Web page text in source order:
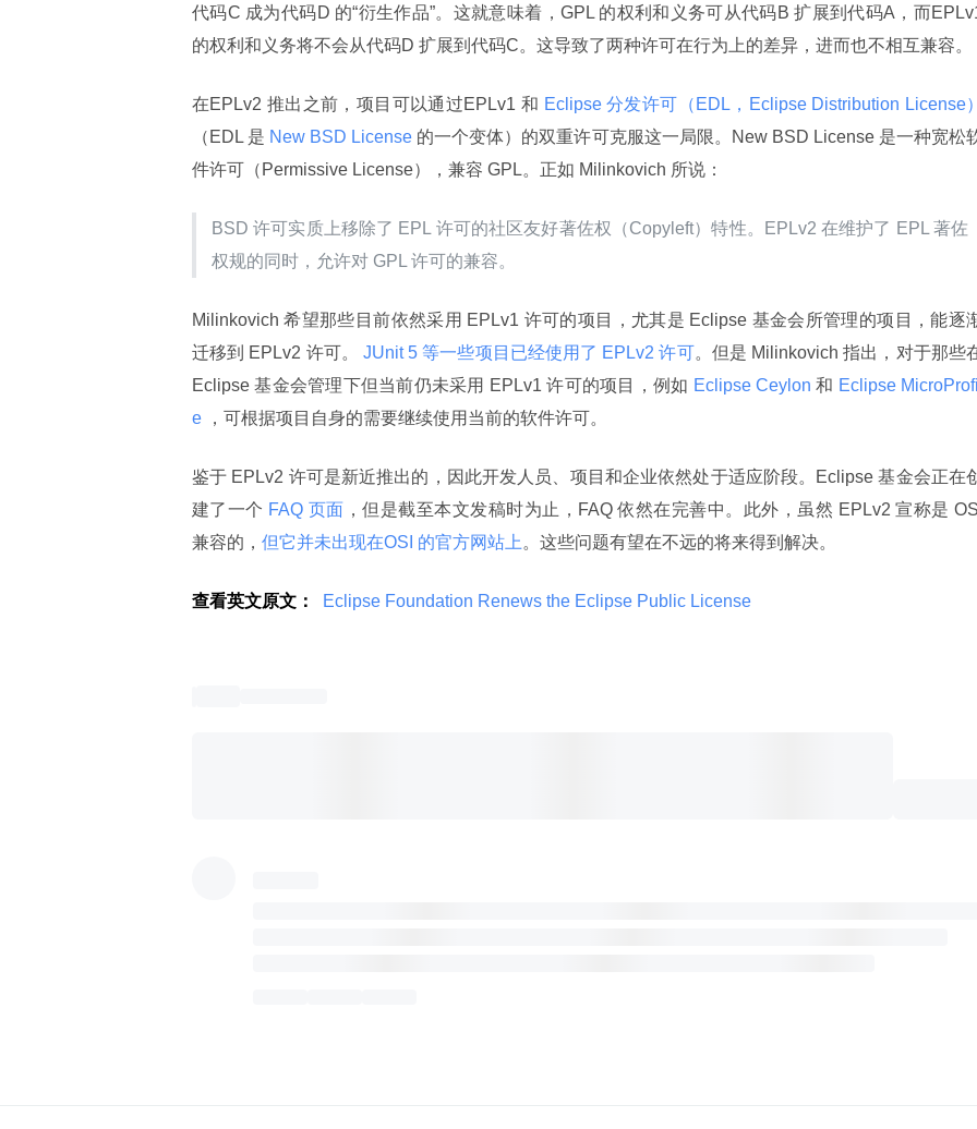
代码C 成为代码D 的“衍生作品”。这就意味着，GPL 的权利和义务可从代码B 扩展到代码A，而
的权利和义务将不会从代码D 扩展到代码C。这导致了两种许可在行为上的差异，进而也不相互兼容。
在EPLv2 推出之前，项目可以通过EPLv1 和 Eclipse 分发许可（EDL，Eclipse Distribution License）
（EDL 是 New BSD License 的一个变体）的双重许可克服这一局限。New BSD License 是一种宽松
件许可（Permissive License），兼容 GPL。正如 Milinkovich 所说：
BSD 许可实质上移除了 EPL 许可的社区友好著佐权（Copyleft）特性。EPLv2 在维护了 EPL 著佐
权规的同时，允许对 GPL 许可的兼容。
Milinkovich 希望那些目前依然采用 EPLv1 许可的项目，尤其是 Eclipse 基金会所管理的项目，能逐
迁移到 EPLv2 许可。
JUnit 5 等一些项目已经使用了 EPLv2 许可。但是 Milinkovich 指出，对于那些
Eclipse 基金会管理下但当前仍未采用 EPLv1 许可的项目，例如 Eclipse Ceylon 和 Eclipse MicroProfil
e
，可根据项目自身的需要继续使用当前的软件许可。
鉴于 EPLv2 许可是新近推出的，因此开发人员、项目和企业依然处于适应阶段。Eclipse 基金会正在
建了一个 FAQ 页面 ，但是截至本文发稿时为止，FAQ 依然在完善中。此外，虽然 EPLv2 宣称是 OSI
兼容的， 但它并未出现在OSI 的官方网站上 。这些问题有望在不远的将来得到解决。
查看英文原文： Eclipse Foundation Renews the Eclipse Public License